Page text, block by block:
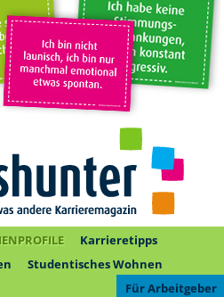
Karrieretipps
Studentisches Wohnen
Für Arbeitgeber